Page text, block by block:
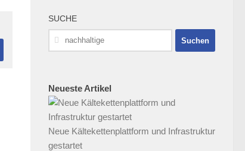
SUCHE
Suchen
nach:
Neueste Artikel
Neue Kältekettenplattform und Infrastruktur
gestartet